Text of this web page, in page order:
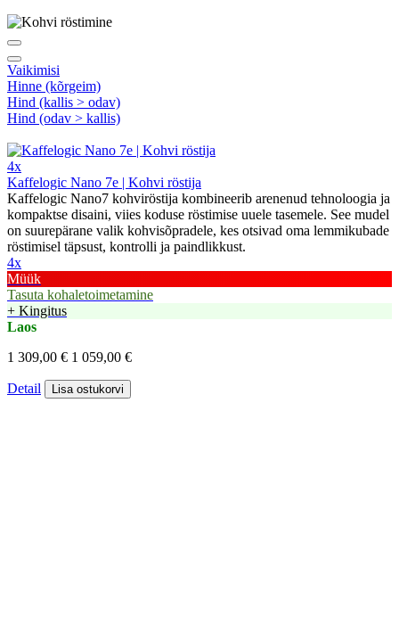
Vaikimisi
Hinne (kõrgeim)
Hind (kallis > odav)
Hind (odav > kallis)
4x
Kaffelogic Nano 7e | Kohvi röstija
Kaffelogic Nano7 kohviröstija kombineerib arenenud tehnoloogia ja
kompaktse disaini, viies koduse röstimise uuele tasemele. See mudel
on suurepärane valik kohvisõpradele, kes otsivad oma lemmikubade
röstimisel täpsust, kontrolli ja paindlikkust.
4x
Müük
Tasuta kohaletoimetamine
+ Kingitus
Laos
1 309,00 € 1 059,00 €
Detail Lisa ostukorvi